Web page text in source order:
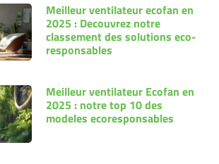
Meilleur ventilateur ecofan en
2025 : Decouvrez notre
classement des solutions eco-
responsables
Meilleur ventilateur Ecofan en
2025 : notre top 10 des
modeles ecoresponsables